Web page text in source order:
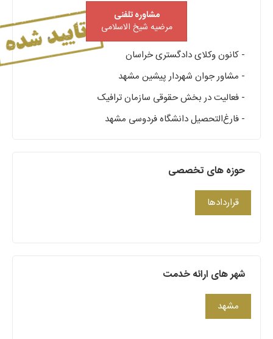
مشاوره تلفنی
مرضیه شیخ الاسلامی
- کانون وکلای دادگستری خراسان
- مشاور جوان شهردار پیشین مشهد
- فعالیت در بخش حقوقی سازمان ترافیک
- فارغ‌التحصیل دانشگاه فردوسی مشهد
حوزه های تخصصی
قراردادها
شهر های ارائه خدمت
مشهد